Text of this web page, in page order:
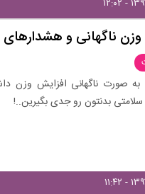
وزن ناگهانی و
به صورت ناگهانی افزایش وزن
بدنتون رو جدی بگیرین..!